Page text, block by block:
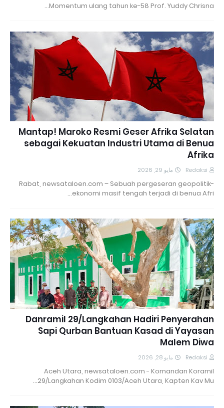
Momentum ulang tahun ke-58 Prof. Yuddy Chrisna…
Mantap! Maroko Resmi Geser Afrika Selatan
sebagai Kekuatan Industri Utama di Benua
Afrika
Redaksi مايو 29, 2026
Rabat, newsataloen.com – Sebuah pergeseran geopolitik-
ekonomi masif tengah terjadi di benua Afri…
Danramil 29/Langkahan Hadiri Penyerahan
Sapi Qurban Bantuan Kasad di Yayasan
Malem Diwa
Redaksi مايو 28, 2026
Aceh Utara, newsataloen.com - Komandan Koramil
29/Langkahan Kodim 0103/Aceh Utara, Kapten Kav Mu…